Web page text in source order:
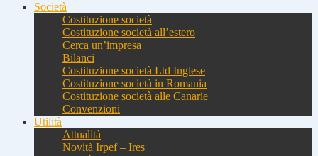
Società
Costituzione società
Costituzione società all’estero
Cerca un’impresa
Bilanci
Costituzione società Ltd Inglese
Costituzione società in Romania
Costituzione società alle Canarie
Convenzioni
Utilità
Attualità
Novità Irpef – Ires